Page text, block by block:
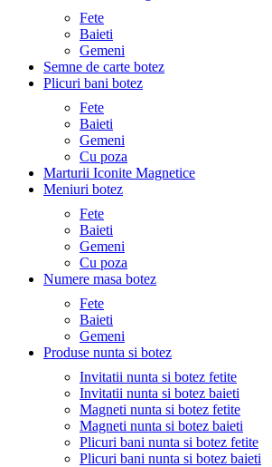
Fete
Baieti
Gemeni
Semne de carte botez
Plicuri bani botez
Fete
Baieti
Gemeni
Cu poza
Marturii Iconite Magnetice
Meniuri botez
Fete
Baieti
Gemeni
Cu poza
Numere masa botez
Fete
Baieti
Gemeni
Produse nunta si botez
Invitatii nunta si botez fetite
Invitatii nunta si botez baieti
Magneti nunta si botez fetite
Magneti nunta si botez baieti
Plicuri bani nunta si botez fetite
Plicuri bani nunta si botez baieti